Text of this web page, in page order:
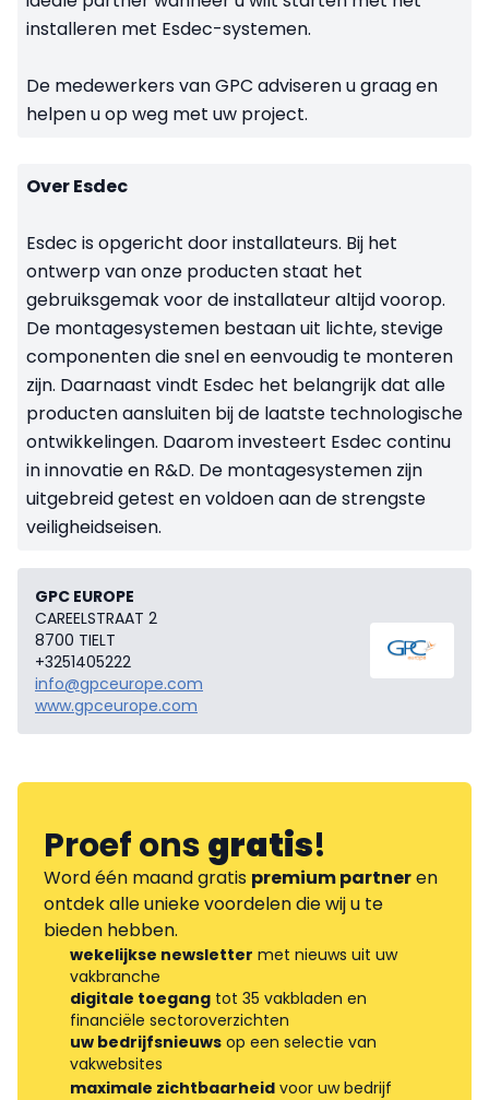
installeren met Esdec-systemen.
De medewerkers van GPC adviseren u graag en
helpen u op weg met uw project.
Over Esdec
Esdec is opgericht door installateurs. Bij het
ontwerp van onze producten staat het
gebruiksgemak voor de installateur altijd voorop.
De montagesystemen bestaan uit lichte, stevige
componenten die snel en eenvoudig te monteren
zijn. Daarnaast vindt Esdec het belangrijk dat alle
producten aansluiten bij de laatste technologische
ontwikkelingen. Daarom investeert Esdec continu
in innovatie en R&D. De montagesystemen zijn
uitgebreid getest en voldoen aan de strengste
veiligheidseisen.
GPC EUROPE
CAREELSTRAAT 2
8700 TIELT
+3251405222
info@gpceurope.com
www.gpceurope.com
Proef onsgratis!
Word één maand gratis premium partneren
ontdek alle unieke voordelen die wij u te
bieden hebben.
wekelijkse newsletter met nieuws uit uw
vakbranche
digitale toegang tot 35 vakbladen en
financiële sectoroverzichten
uw bedrijfsnieuws op een selectie van
vakwebsites
maximale zichtbaarheid voor uw bedrijf